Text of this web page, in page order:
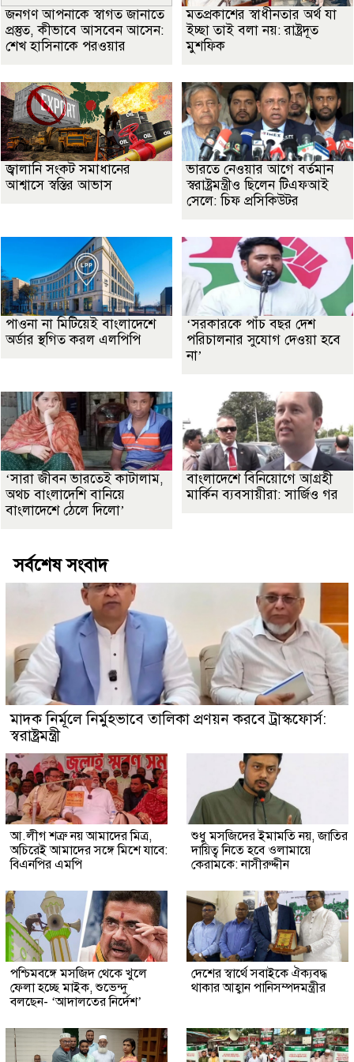
জনগণ আপনাকে স্বাগত জানাতে
প্রস্তুত, কীভাবে আসবেন আসেন:
শেখ হাসিনাকে পরওয়ার
মতপ্রকাশের স্বাধীনতার অর্থ যা
ইচ্ছা তাই বলা নয়: রাষ্ট্রদূত
মুশফিক
জ্বালানি সংকট সমাধানের
আশ্বাসে স্বস্তির আভাস
ভারতে নেওয়ার আগে বর্তমান
স্বরাষ্ট্রমন্ত্রীও ছিলেন টিএফআই
সেলে: চিফ প্রসিকিউটর
পাওনা না মিটিয়েই বাংলাদেশে
অর্ডার স্থগিত করল এলপিপি
‘সরকারকে পাঁচ বছর দেশ
পরিচালনার সুযোগ দেওয়া হবে
না’
‘সারা জীবন ভারতেই কাটালাম,
অথচ বাংলাদেশি বানিয়ে
বাংলাদেশে ঠেলে দিলো’
বাংলাদেশে বিনিয়োগে আগ্রহী
মার্কিন ব্যবসায়ীরা: সার্জিও গর
সর্বশেষ সংবাদ
মাদক নির্মূলে নির্মুহভাবে তালিকা প্রণয়ন করবে ট্রাস্কফোর্স:
স্বরাষ্ট্রমন্ত্রী
আ.লীগ শত্রু নয় আমাদের মিত্র,
অচিরেই আমাদের সঙ্গে মিশে যাবে:
বিএনপির এমপি
শুধু মসজিদের ইমামতি নয়, জাতির
দায়িত্ব নিতে হবে ওলামায়ে
কেরামকে: নাসীরুদ্দীন
পশ্চিমবঙ্গে মসজিদ থেকে খুলে
ফেলা হচ্ছে মাইক, শুভেন্দু
বলছেন- ‘আদালতের নির্দেশ’
দেশের স্বার্থে সবাইকে ঐক্যবদ্ধ
থাকার আহ্বান পানিসম্পদমন্ত্রীর